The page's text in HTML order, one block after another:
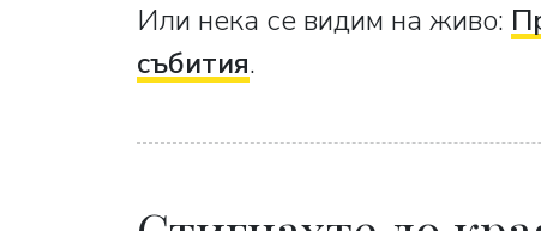
Или нека се видим на живо:
събития.